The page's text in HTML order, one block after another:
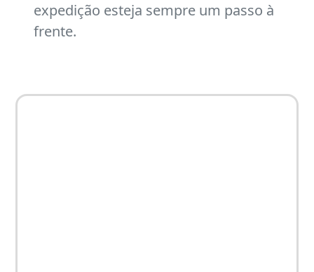
expedição esteja sempre um passo à
frente.